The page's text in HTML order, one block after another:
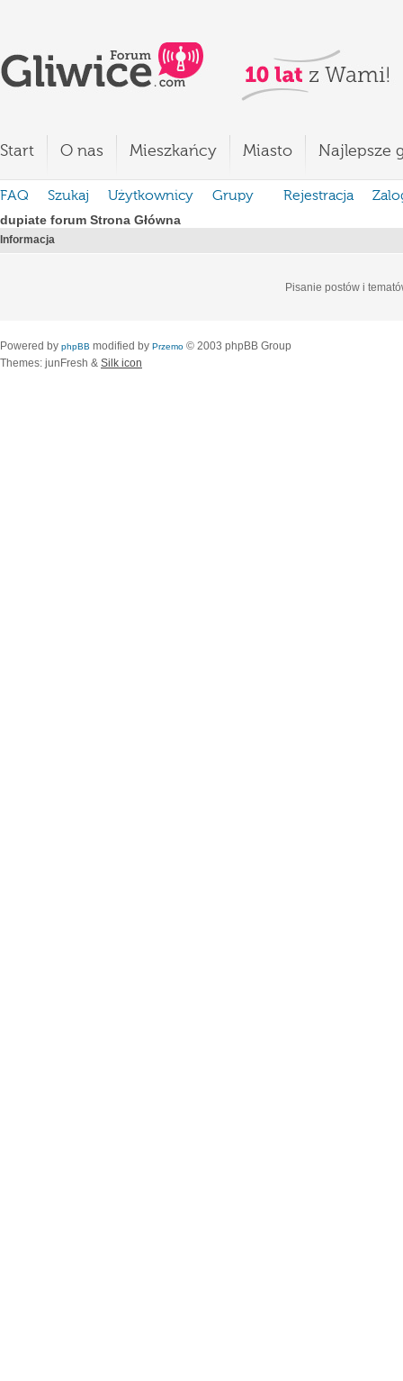
Start O nas Mieszkańcy Miasto Najlepsze
FAQ Szukaj Użytkownicy Grupy Rejestracja
dupiate forum Strona Główna
Informacja
Pisanie postów i
Powered by phpBB modified by Przemo © 2003 phpBB Group
Themes: junFresh & Silk icon